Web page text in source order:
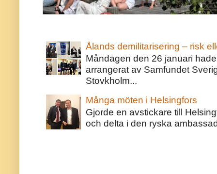
Ålands demilitarisering – risk
Måndagen den 26 januari
arrangerat av Samfundet
Stovkholm...
Många möten i Helsingfors
Gjorde en avstickare till
och delta i den ryska